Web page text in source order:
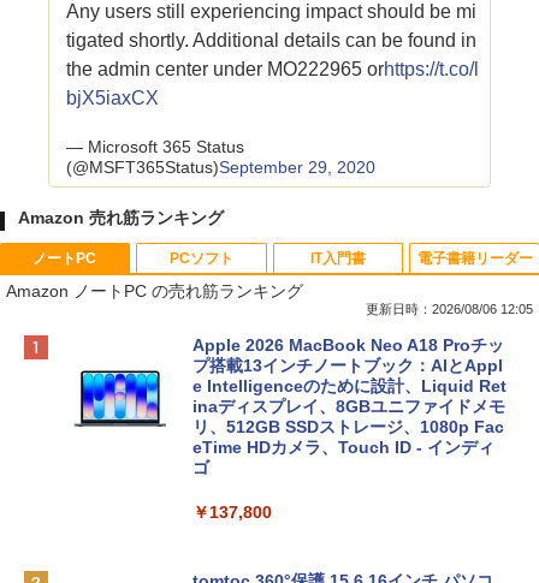
Any users still experiencing impact should be mi
tigated shortly. Additional details can be found in
the admin center under MO222965 orhttps://t.co/l
bjX5iaxCX
— Microsoft 365 Status
(@MSFT365Status)September 29, 2020
Amazon 売れ筋ランキング
ノートPC
Amazon ノートPC の売れ筋ランキング
更新日時：2026/08/06 12:05
Apple 2026 MacBook Neo A18 Proチッ
プ搭載13インチノートブック：AIとAppl
e Intelligenceのために設計、Liquid Ret
inaディスプレイ、8GBユニファイドメモ
リ、512GB SSDストレージ、1080p Fac
eTime HDカメラ、Touch ID - インディ
ゴ
￥137,800
PCソフト IT入門書 電子書籍リーダー